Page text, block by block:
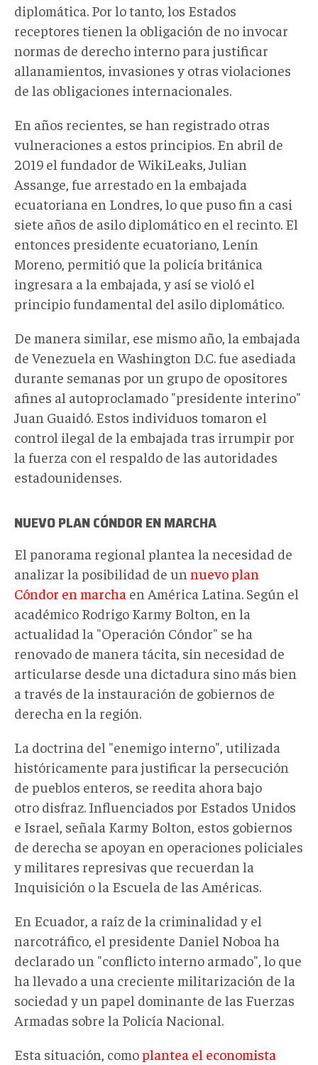
diplomática. Por lo tanto, los Estados
receptores tienen la obligación de no invocar
normas de derecho interno para justificar
allanamientos, invasiones y otras violaciones
de las obligaciones internacionales.
En años recientes, se han registrado otras
vulneraciones a estos principios. En abril de
2019 el fundador de WikiLeaks, Julian
Assange, fue arrestado en la embajada
ecuatoriana en Londres, lo que puso fin a casi
siete años de asilo diplomático en el recinto. El
entonces presidente ecuatoriano, Lenín
Moreno, permitió que la policía británica
ingresara a la embajada, y así se violó el
principio fundamental del asilo diplomático.
De manera similar, ese mismo año, la embajada
de Venezuela en Washington D.C. fue asediada
durante semanas por un grupo de opositores
afines al autoproclamado "presidente interino"
Juan Guaidó. Estos individuos tomaron el
control ilegal de la embajada tras irrumpir por
la fuerza con el respaldo de las autoridades
estadounidenses.
NUEVO PLAN CÓNDOR EN MARCHA
El panorama regional plantea la necesidad de
analizar la posibilidad de un nuevo plan
Cóndor en marcha en América Latina. Según el
académico Rodrigo Karmy Bolton, en la
actualidad la "Operación Cóndor" se ha
renovado de manera tácita, sin necesidad de
articularse desde una dictadura sino más bien
a través de la instauración de gobiernos de
derecha en la región.
La doctrina del "enemigo interno", utilizada
históricamente para justificar la persecución
de pueblos enteros, se reedita ahora bajo
otro disfraz. Influenciados por Estados Unidos
e Israel, señala Karmy Bolton, estos gobiernos
de derecha se apoyan en operaciones policiales
y militares represivas que recuerdan la
Inquisición o la Escuela de las Américas.
En Ecuador, a raíz de la criminalidad y el
narcotráfico, el presidente Daniel Noboa ha
declarado un "conflicto interno armado", lo que
ha llevado a una creciente militarización de la
sociedad y un papel dominante de las Fuerzas
Armadas sobre la Policía Nacional.
Esta situación, comoplantea el economista